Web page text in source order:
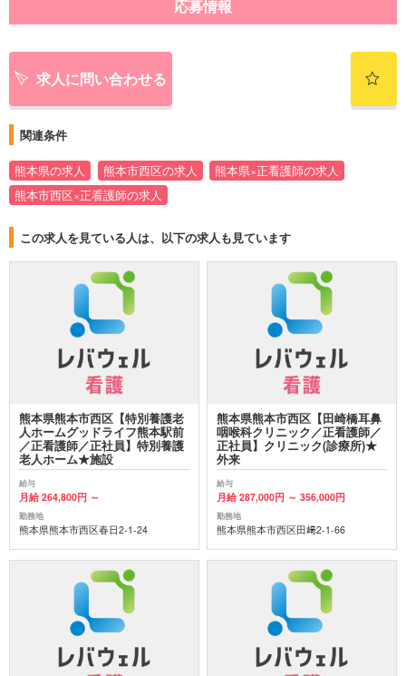
応募情報
求人に問い合わせる
関連条件
熊本県の求人 熊本市西区の求人
熊本県×正看護師の求人
熊本市西区×正看護師の求人
この求人を見ている人は、以下の求人も見ています
熊本県熊本市西区【特別養護老
人ホームグッドライフ熊本駅前
／正看護師／正社員】特別養護
老人ホーム★施設
給与
月給 264,800円 ～
勤務地
熊本県熊本市西区春日2-1-24
熊本県熊本市西区【田崎橋耳鼻
咽喉科クリニック／正看護師／
正社員】クリニック(診療所)★
外来
給与
月給 287,000円 ～ 356,000円
勤務地
熊本県熊本市西区田﨑2-1-66